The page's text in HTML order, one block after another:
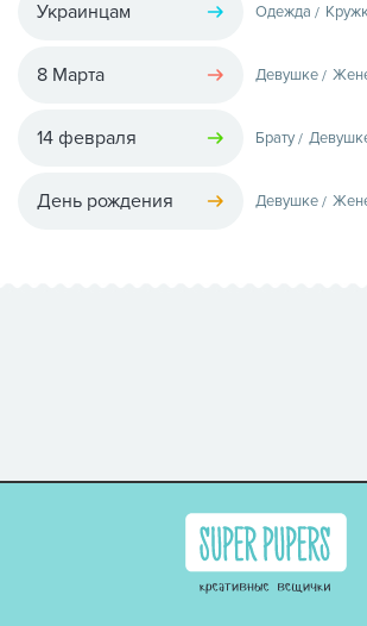
Украинцам Одежда
8 Марта Девушке
14 февраля Брату
День рождения Девушке